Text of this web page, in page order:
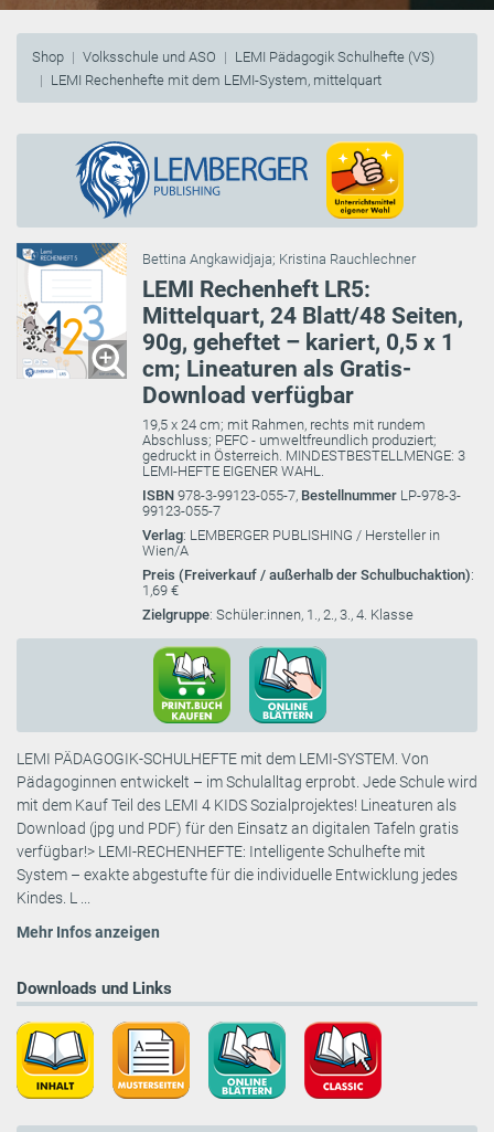
Shop Volksschule und ASO
LEMI Pädagogik Schulhefte (VS)
LEMI Rechenhefte mit dem LEMI-System, mittelquart
Bettina Angkawidjaja; Kristina Rauchlechner
LEMI Rechenheft LR5:
Mittelquart, 24 Blatt/48 Seiten,
90g, geheftet – kariert, 0,5 x 1
cm; Lineaturen als Gratis-
Download verfügbar
19,5 x 24 cm; mit Rahmen, rechts mit rundem
Abschluss; PEFC - umweltfreundlich produziert;
gedruckt in Österreich. MINDESTBESTELLMENGE: 3
LEMI-HEFTE EIGENER WAHL.
ISBN 978-3-99123-055-7, Bestellnummer LP-978-3-
99123-055-7
Verlag: LEMBERGER PUBLISHING / Hersteller in
Wien/A
Preis (Freiverkauf / außerhalb der Schulbuchaktion):
1,69 €
Zielgruppe: Schüler:innen, 1., 2., 3., 4. Klasse
LEMI PÄDAGOGIK-SCHULHEFTE mit dem LEMI-SYSTEM. Von
Pädagoginnen entwickelt – im Schulalltag erprobt. Jede Schule wird
mit dem Kauf Teil des LEMI 4 KIDS Sozialprojektes! Lineaturen als
Download (jpg und PDF) für den Einsatz an digitalen Tafeln gratis
verfügbar!> LEMI-RECHENHEFTE: Intelligente Schulhefte mit
System – exakte abgestufte für die individuelle Entwicklung jedes
Kindes. L ...
Mehr Infos anzeigen
Downloads und Links